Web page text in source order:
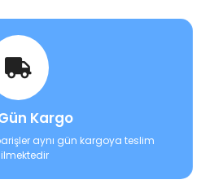
Kargo
aynı gün kargoya teslim